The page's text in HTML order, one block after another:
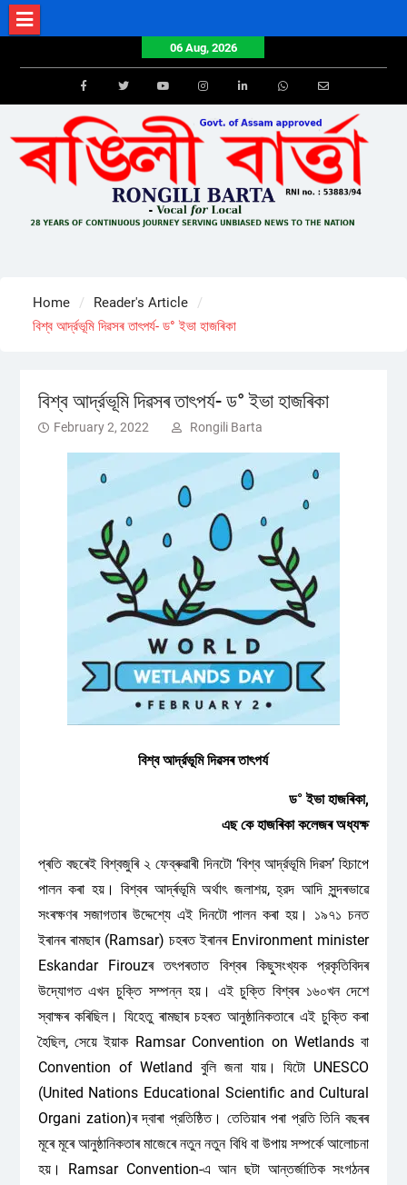
Skip
to
06 Aug, 2026
FacebookTwitterYoutube Email
Home
Reader's Article
বিশ্ব আর্দ্রভূমি দিৱসৰ তাৎপৰ্য- ড° ইভা হাজৰিকা
বিশ্ব আর্দ্রভূমি দিৱসৰ তাৎপৰ্য- ড° ইভা হাজৰিকা
February 2, 2022 Rongili Barta
বিশ্ব আর্দ্রভূমি দিৱসৰ তাৎপৰ্য
ড° ইভা হাজৰিকা,
এছ কে হাজৰিকা কলেজৰ অধ্যক্ষ
প্ৰতি বছৰেই বিশ্বজুৰি ২ ফেব্ৰুৱাৰী দিনটো ‘বিশ্ব আর্দ্রভূমি দিৱস’ হিচাপে
পালন কৰা হয়। বিশ্বৰ আৰ্দ্ৰভূমি অৰ্থাৎ জলাশয়, হ্রদ আদি সুন্দৰভাৱে
সংৰক্ষণৰ সজাগতাৰ উদ্দেশ্যে এই দিনটো পালন কৰা হয়। ১৯৭১ চনত
ইৰানৰ ৰামছাৰ (Ramsar) চহৰত ইৰানৰ Environment minister
Eskandar Firouzৰ তৎপৰতাত বিশ্বৰ কিছুসংখ্যক প্রকৃতিবিদৰ
উদ্যোগত এখন চুক্তি সম্পন্ন হয়। এই চুক্তি বিশ্বৰ ১৬০খন দেশে
স্বাক্ষৰ কৰিছিল। যিহেতু ৰামছাৰ চহৰত আনুষ্ঠানিকতাৰে এই চুক্তি কৰা
হৈছিল, সেয়ে ইয়াক Ramsar Convention on Wetlands বা
Convention of Wetland বুলি জনা যায়। যিটো UNESCO
(United Nations Educational Scientific and Cultural
Organi zation)ৰ দ্বাৰা প্রতিষ্ঠিত। তেতিয়াৰ পৰা প্রতি তিনি বছৰৰ
মূৰে মূৰে আনুষ্ঠানিকতাৰ মাজেৰে নতুন নতুন বিধি বা উপায় সম্পর্কে আলোচনা
হয়। Ramsar Convention-এ আন ছটা আন্তর্জাতিক সংগঠনৰ